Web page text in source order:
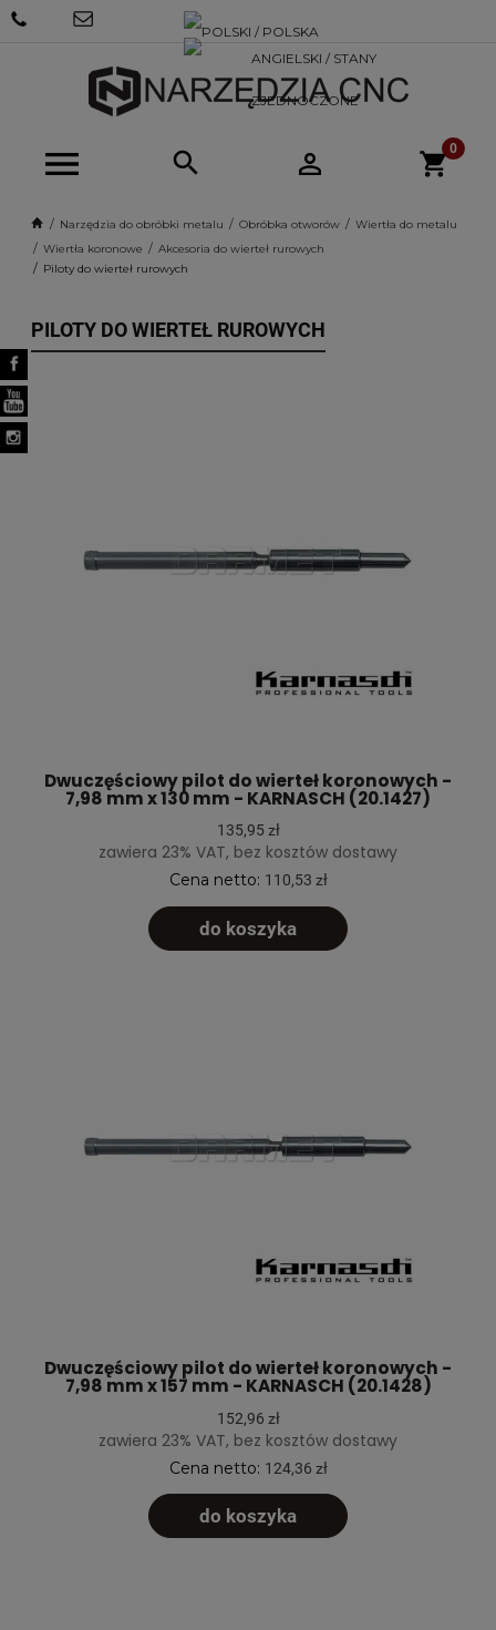
SKLEP@NARZEDZIACNC.PL
Narzędzia do obróbki metalu Obróbka otworów
Wiertła do metalu
Wiertła koronowe
Akcesoria do wierteł rurowych
Piloty do wierteł rurowych
PILOTY DO WIERTEŁ RUROWYCH
Dwuczęściowy pilot do wierteł koronowych -
7,98 mm x 130 mm - KARNASCH (20.1427)
135,95 zł
zawiera 23% VAT, bez kosztów dostawy
Cena netto: 110,53 zł
do koszyka
Dwuczęściowy pilot do wierteł koronowych -
7,98 mm x 157 mm - KARNASCH (20.1428)
152,96 zł
zawiera 23% VAT, bez kosztów dostawy
Cena netto: 124,36 zł
do koszyka